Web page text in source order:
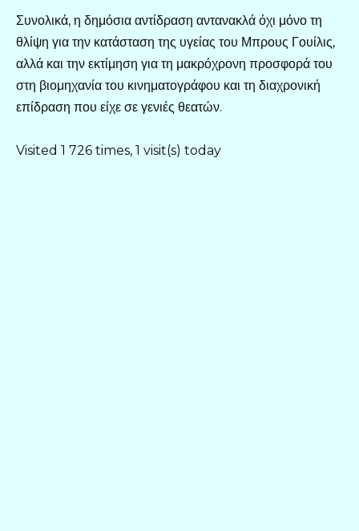
Συνολικά, η δημόσια αντίδραση αντανακλά όχι μόνο τη
θλίψη για την κατάσταση της υγείας του Μπρους Γουίλις,
αλλά και την εκτίμηση για τη μακρόχρονη προσφορά του
στη βιομηχανία του κινηματογράφου και τη διαχρονική
επίδραση που είχε σε γενιές θεατών.
Visited 1 726 times, 1 visit(s) today